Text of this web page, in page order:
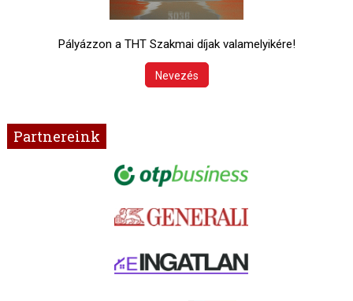
Pályázzon a THT Szakmai díjak valamelyikére!
Nevezés
Partnereink